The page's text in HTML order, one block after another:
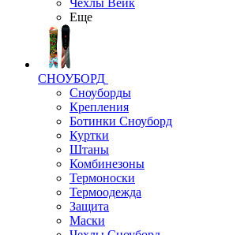
Еще
СНОУБОРД
Сноуборды
Крепления
Ботинки Сноуборд
Куртки
Штаны
Комбинезоны
Термоноски
Термоодежда
Защита
Маски